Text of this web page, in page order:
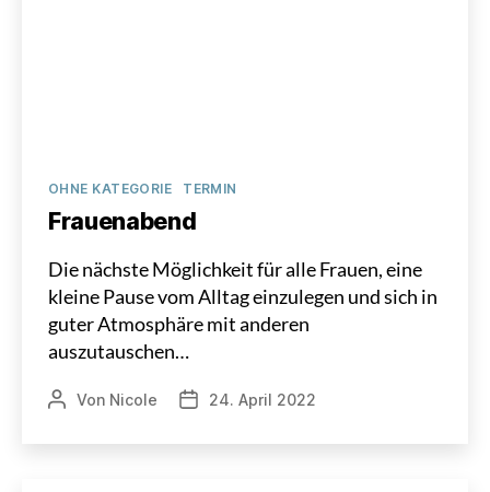
Kategorien
OHNE KATEGORIE TERMIN
Frauenabend
Die nächste Möglichkeit für alle Frauen, eine
kleine Pause vom Alltag einzulegen und sich in
guter Atmosphäre mit anderen
auszutauschen…
Beitragsautor
Von Nicole Veröffentlichungsdatum
24. April 2022